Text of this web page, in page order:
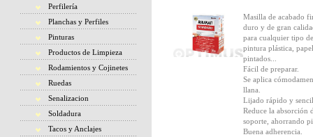
Perfilería
Planchas y Perfiles
Pinturas
Productos de Limpieza
Rodamientos y Cojinetes
Ruedas
Senalizacion
Soldadura
Tacos y Anclajes
Masilla de acabado
duro y de gran
para cualquier tipo de
pintura plástica,
pintados...
Fácil de preparar.
Se aplica
llana.
Lijado rápido y
Reduce la absorción
soporte, ahorrando
Buena adherencia.